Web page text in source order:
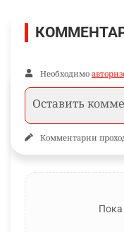
Необходимо
Комментарии
Пока